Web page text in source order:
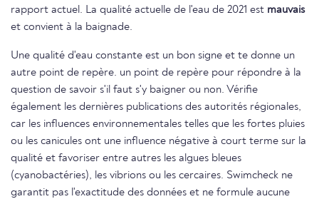
rapport actuel. La qualité actuelle de l'eau de 2021 est mauvais
et convient à la baignade.
Une qualité d'eau constante est un bon signe et te donne un
autre point de repère. un point de repère pour répondre à la
question de savoir s'il faut s'y baigner ou non. Vérifie
également les dernières publications des autorités régionales,
car les influences environnementales telles que les fortes pluies
ou les canicules ont une influence négative à court terme sur la
qualité et favoriser entre autres les algues bleues
(cyanobactéries), les vibrions ou les cercaires. Swimcheck ne
garantit pas l'exactitude des données et ne formule aucune